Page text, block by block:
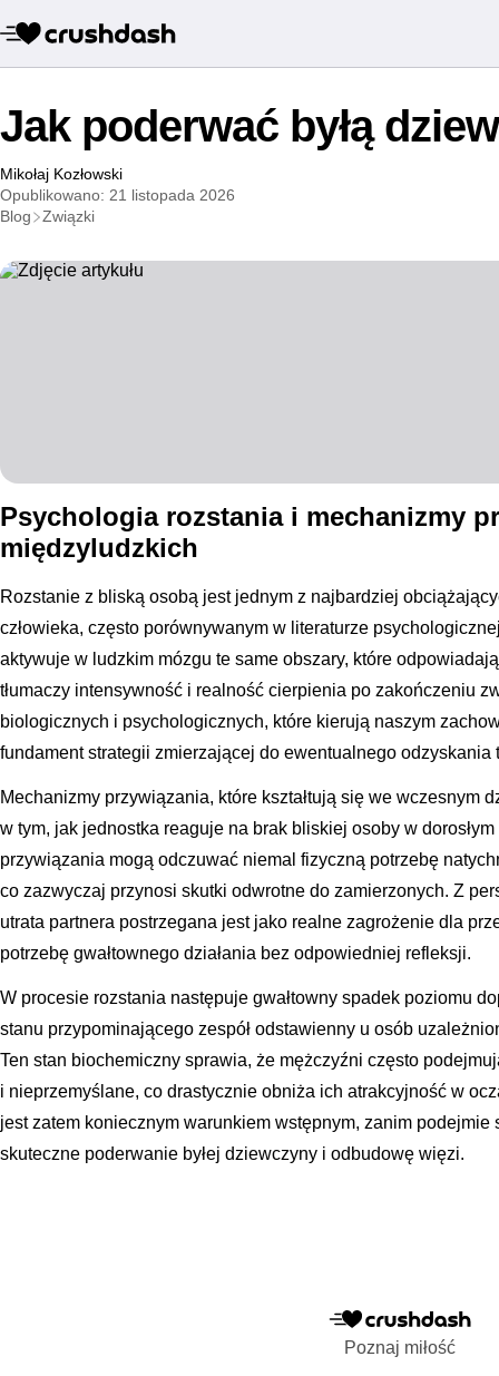
Jak poderwać byłą
Mikołaj Kozłowski
Opublikowano: 21 listopada 2026
Blog
Związki
Psychologia rozstania i mechanizmy
międzyludzkich
Rozstanie z bliską osobą jest jednym z najbardziej
człowieka, często porównywanym w literaturze
aktywuje w ludzkim mózgu te same obszary, które
tłumaczy intensywność i realność cierpienia po zakończeniu
biologicznych i psychologicznych, które kierują naszym
fundament strategii zmierzającej do ewentualnego odzyskania
Mechanizmy przywiązania, które kształtują się we wczesnym
w tym, jak jednostka reaguje na brak bliskiej osoby w
przywiązania mogą odczuwać niemal fizyczną potrzebę
co zazwyczaj przynosi skutki odwrotne do zamierzonych. Z
utrata partnera postrzegana jest jako realne zagrożenie dla
potrzebę gwałtownego działania bez odpowiedniej refleksji.
W procesie rozstania następuje gwałtowny spadek poziomu
stanu przypominającego zespół odstawienny u osób
Ten stan biochemiczny sprawia, że mężczyźni często
i nieprzemyślane, co drastycznie obniża ich atrakcyjność w
jest zatem koniecznym warunkiem wstępnym, zanim
skuteczne poderwanie byłej dziewczyny i odbudowę więzi.
Poznaj miłość